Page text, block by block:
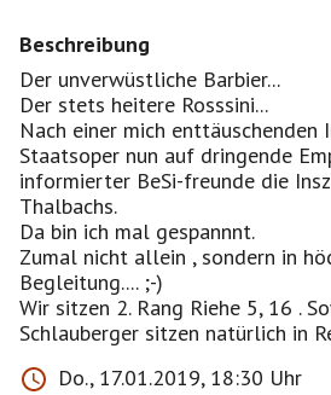
Beschreibung
Der unverwüstliche Barbier...
Der stets heitere Rosssini...
Nach einer mich enttäuschenden
Staatsoper nun auf dringende
informierter BeSi-freunde die
Thalbachs.
Da bin ich mal gespannnt.
Zumal nicht allein , sondern in
Begleitung.... ;-)
Wir sitzen 2. Rang Riehe 5, 16 .
Schlauberger sitzen natürlich in
Do., 17.01.2019, 18:30 Uhr